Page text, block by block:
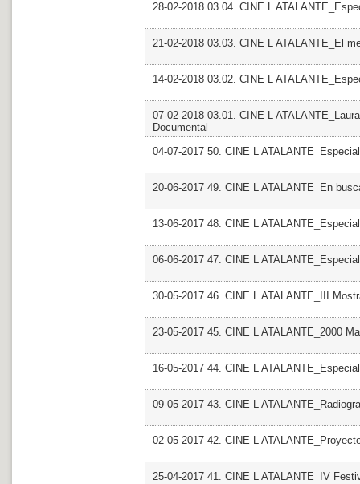
28-02-2018 03.04. CINE L
21-02-2018 03.03. CINE L ATALANTE_El
14-02-2018 03.02. CINE L
07-02-2018 03.01. CINE L
Documental
04-07-2017 50. CINE L
20-06-2017 49. CINE L ATALANTE_En
13-06-2017 48. CINE L
06-06-2017 47. CINE L
30-05-2017 46. CINE L ATALANTE_III
23-05-2017 45. CINE L ATALANTE_2000
16-05-2017 44. CINE L
09-05-2017 43. CINE L
02-05-2017 42. CINE L
25-04-2017 41. CINE L ATALANTE_IV